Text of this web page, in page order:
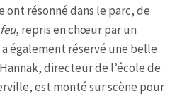
ont résonné dans le parc, de
, repris en chœur par un
également réservé une belle
directeur de l’école de
est monté sur scène pour